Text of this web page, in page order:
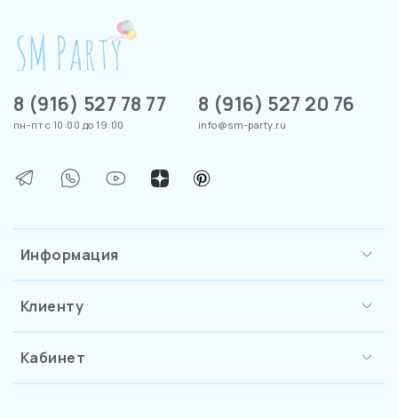
Информация
Клиенту
Кабинет
8 (916) 527 78 77
пн-пт с 10:00 до 19:00
8 (916) 527 20 76
info@sm-party.ru